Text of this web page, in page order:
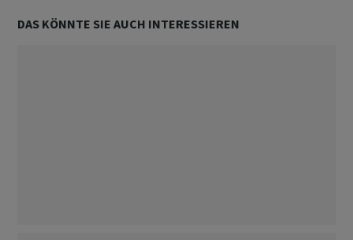
DAS KÖNNTE SIE AUCH INTERESSIEREN